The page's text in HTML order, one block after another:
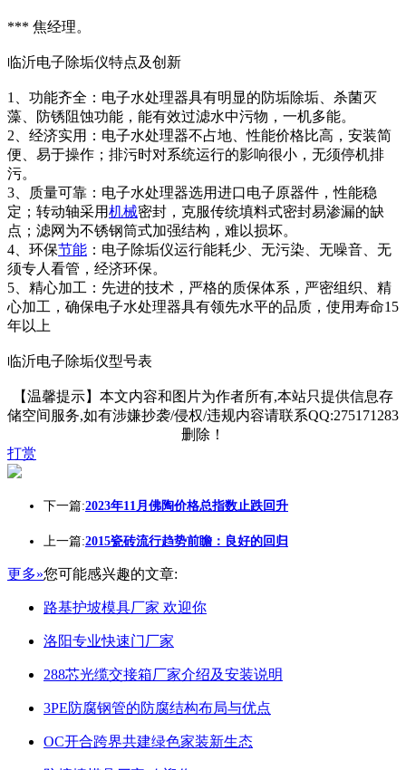
*** 焦经理。
临沂电子除垢仪特点及创新
1、功能齐全：电子水处理器具有明显的防垢除垢、杀菌灭
藻、防锈阻蚀功能，能有效过滤水中污物，一机多能。
2、经济实用：电子水处理器不占地、性能价格比高，安装简
便、易于操作；排污时对系统运行的影响很小，无须停机排
污。
3、质量可靠：电子水处理器选用进口电子原器件，性能稳
定；转动轴采用机械密封，克服传统填料式密封易渗漏的缺
点；滤网为不锈钢筒式加强结构，难以损坏。
4、环保节能 ：电子除垢仪运行能耗少、无污染、无噪音、无
须专人看管，经济环保。
5、精心加工：先进的技术，严格的质保体系，严密组织、精
心加工，确保电子水处理器具有领先水平的品质，使用寿命15
年以上
临沂电子除垢仪型号表
【温馨提示】本文内容和图片为作者所有,本站只提供信息存
储空间服务,如有涉嫌抄袭/侵权/违规内容请联系QQ:275171283
删除！
打赏
下一篇:2023年11月佛陶价格总指数止跌回升
上一篇:2015瓷砖流行趋势前瞻：良好的回归
更多»您可能感兴趣的文章:
路基护坡模具厂家 欢迎你
洛阳专业快速门厂家
288芯光缆交接箱厂家介绍及安装说明
3PE防腐钢管的防腐结构布局与优点
OC开合跨界共建绿色家装新生态